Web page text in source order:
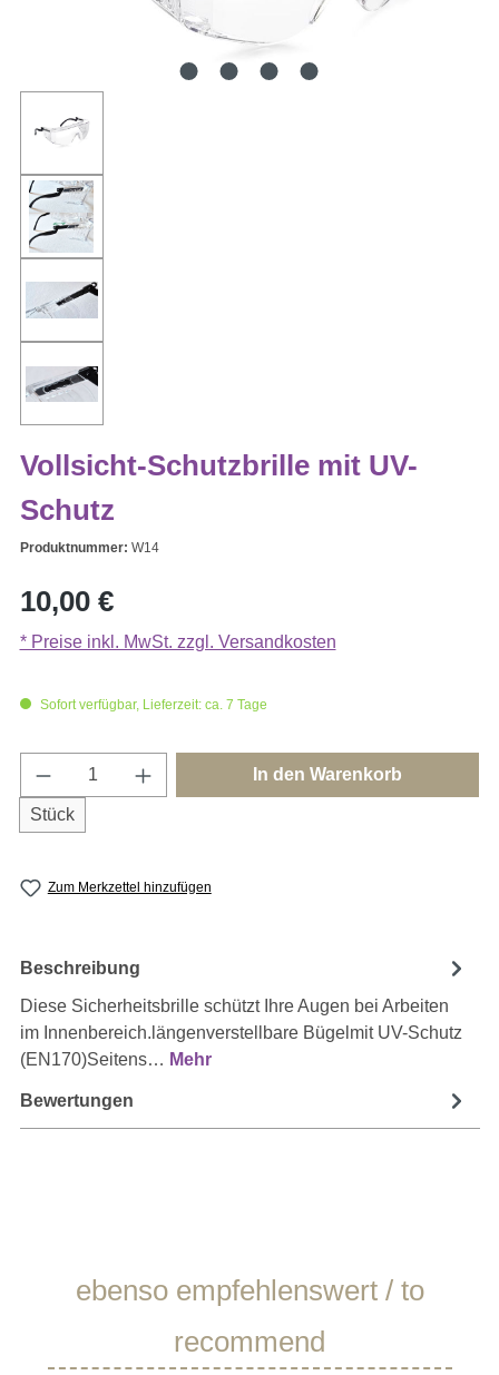
Vollsicht-Schutzbrille mit UV-
Schutz
Produktnummer: W14
Regulärer Preis:
10,00 €
* Preise inkl. MwSt. zzgl. Versandkosten
Sofort verfügbar, Lieferzeit: ca. 7 Tage
Produkt Anzahl: Gib den gewünschten
Stück
In den Warenkorb
Zum Merkzettel hinzufügen
Beschreibung
Diese Sicherheitsbrille schützt Ihre Augen bei Arbeiten
im Innenbereich.längenverstellbare Bügelmit UV-Schutz
(EN170)Seitens… Mehr
Bewertungen
Produktgalerie überspringen
ebenso empfehlenswert / to
recommend